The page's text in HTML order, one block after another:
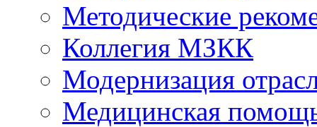
Методические
Коллегия МЗКК
Модернизация
Медицинская